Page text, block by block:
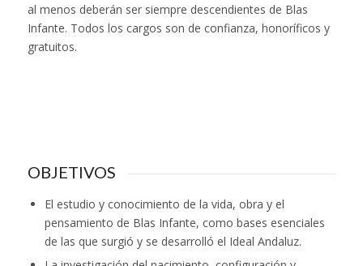
al menos deberán ser siempre descendientes de Blas
Infante. Todos los cargos son de confianza, honoríficos y
gratuitos.
OBJETIVOS
El estudio y conocimiento de la vida, obra y el
pensamiento de Blas Infante, como bases esenciales
de las que surgió y se desarrolló el Ideal Andaluz.